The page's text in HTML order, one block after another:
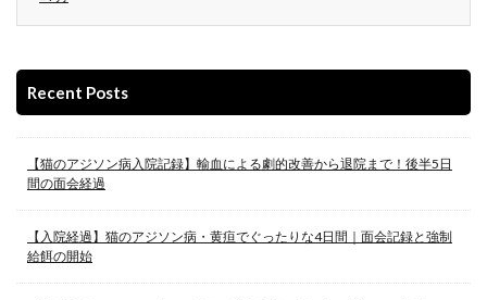
Recent Posts
【猫のアジソン病入院記録】輸血による劇的改善から退院まで！後半5日
間の面会経過
【入院経過】猫のアジソン病・黄疸でぐったりな4日間｜面会記録と強制
給餌の開始